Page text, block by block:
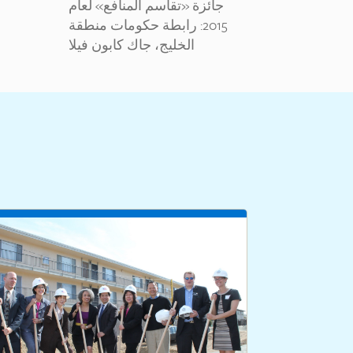
جائزة «تقاسم المنافع» لعام
2015: رابطة حكومات منطقة
الخليج، جاك كابون فيلا